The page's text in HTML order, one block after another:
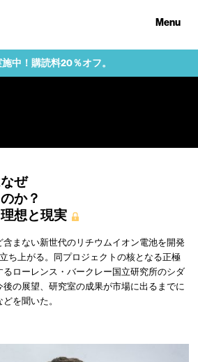
Menu
中！購読料20％オフ。
ぜ
か？
想と現実
まない新世代のリチウムイオン電池を開発
ち上がる。同プロジェクトの核となる正極
ローレンス・バークレー国立研究所のシダ
の展望、研究室の成果が市場に出るまでに
を聞いた。